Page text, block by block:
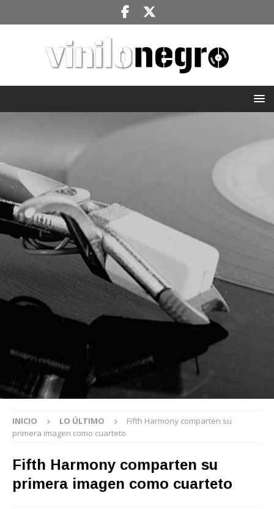
INICIO LO ÚLTIMO
Fifth Harmony comparten su
primera imagen como cuarteto
Fifth Harmony comparten su
primera imagen como cuarteto